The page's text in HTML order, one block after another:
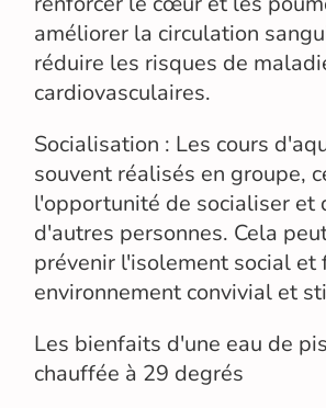
améliorer la circulation
réduire les risques de
cardiovasculaires.
Socialisation : Les cours
souvent réalisés en groupe,
l'opportunité de socialiser et
d'autres personnes. Cela
prévenir l'isolement social et
environnement convivial et
Les bienfaits d'une eau de
chauffée à 29 degrés